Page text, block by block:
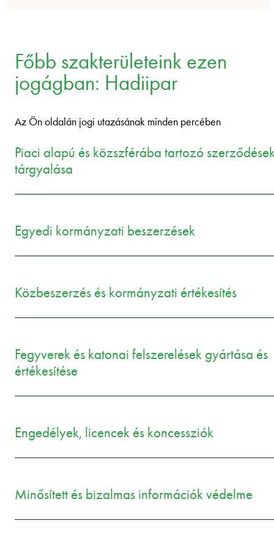
Főbb szakterületeink ezen
jogágban: Hadiipar
Az Ön oldalán jogi utazásának minden percében
Piaci alapú és közszférába tartozó
tárgyalása
Egyedi kormányzati beszerzések
Közbeszerzés és kormányzati értékesítés
Fegyverek és katonai felszerelések gyártása és
értékesítése
Engedélyek, licencek és koncessziók
Minősített és bizalmas információk védelme